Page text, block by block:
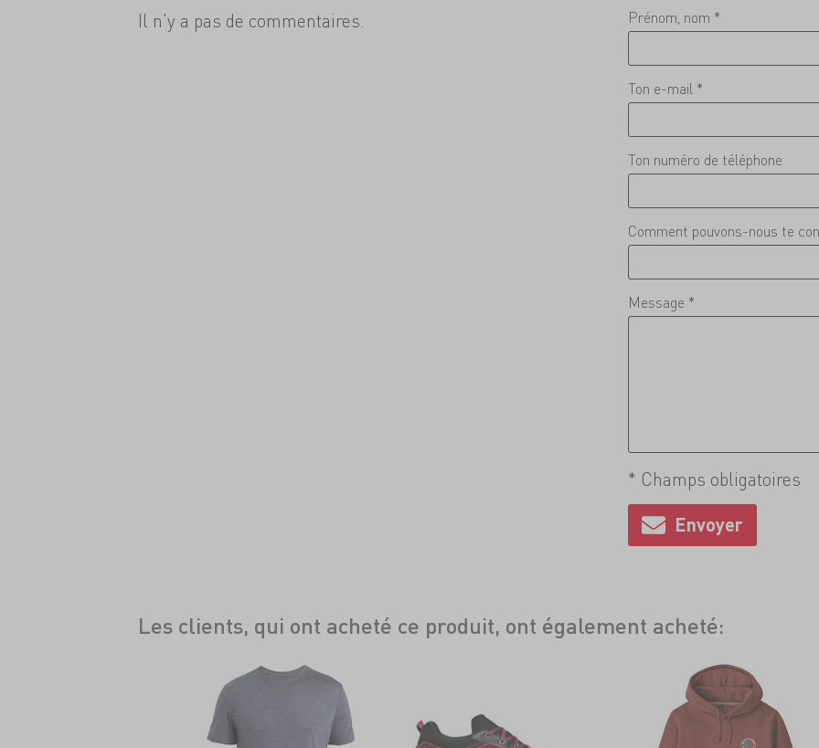
Il n'y a pas de commentaires. Prénom, nom *
Ton e-mail *
Ton numéro de téléphone
Comment pouvons-nous te
Message *
* Champs obligatoires
Les clients, qui ont acheté ce produit, ont également acheté: